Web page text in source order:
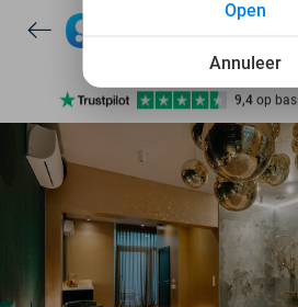
7 dagen per week
10+ miljoen
9,4 op
Ontdek 15.000+
7 dagen per week
10+ miljoen
Annuleer
Open